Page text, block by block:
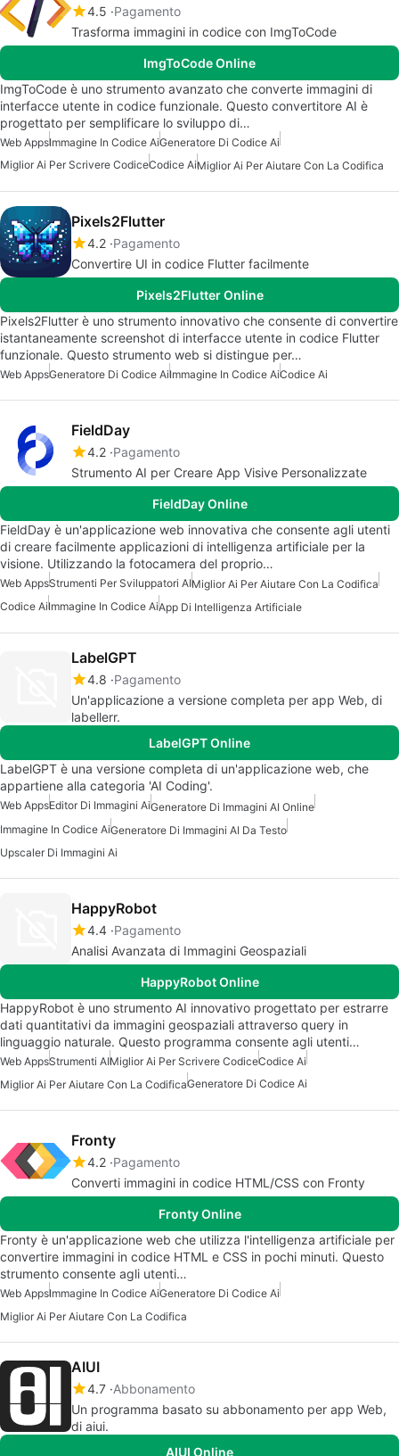
4.5 Pagamento
Trasforma immagini in codice con ImgToCode
ImgToCode Online
ImgToCode è uno strumento avanzato che converte immagini di
interfacce utente in codice funzionale. Questo convertitore AI è
progettato per semplificare lo sviluppo di…
Web AppsImmagine In Codice AiGeneratore Di Codice Ai
Miglior Ai Per Scrivere CodiceCodice AiMiglior Ai Per Aiutare Con La Codifica
Pixels2Flutter
4.2 Pagamento
Convertire UI in codice Flutter facilmente
Pixels2Flutter Online
Pixels2Flutter è uno strumento innovativo che consente di convertire
istantaneamente screenshot di interfacce utente in codice Flutter
funzionale. Questo strumento web si distingue per…
Web AppsGeneratore Di Codice AiImmagine In Codice AiCodice Ai
FieldDay
4.2 Pagamento
Strumento AI per Creare App Visive Personalizzate
FieldDay Online
FieldDay è un'applicazione web innovativa che consente agli utenti
di creare facilmente applicazioni di intelligenza artificiale per la
visione. Utilizzando la fotocamera del proprio…
Web AppsStrumenti Per Sviluppatori AIMiglior Ai Per Aiutare Con La Codifica
Codice AiImmagine In Codice AiApp Di Intelligenza Artificiale
LabelGPT
4.8 Pagamento
Un'applicazione a versione completa per app Web, di
labellerr.
LabelGPT Online
LabelGPT è una versione completa di un'applicazione web, che
appartiene alla categoria 'AI Coding'.
Web AppsEditor Di Immagini AiGeneratore Di Immagini AI Online
Immagine In Codice AiGeneratore Di Immagini AI Da Testo
Upscaler Di Immagini Ai
HappyRobot
4.4 Pagamento
Analisi Avanzata di Immagini Geospaziali
HappyRobot Online
HappyRobot è uno strumento AI innovativo progettato per estrarre
dati quantitativi da immagini geospaziali attraverso query in
linguaggio naturale. Questo programma consente agli utenti…
Web AppsStrumenti AIMiglior Ai Per Scrivere CodiceCodice Ai
Miglior Ai Per Aiutare Con La CodificaGeneratore Di Codice Ai
Fronty
4.2 Pagamento
Converti immagini in codice HTML/CSS con Fronty
Fronty Online
Fronty è un'applicazione web che utilizza l'intelligenza artificiale per
convertire immagini in codice HTML e CSS in pochi minuti. Questo
strumento consente agli utenti…
Web AppsImmagine In Codice AiGeneratore Di Codice Ai
Miglior Ai Per Aiutare Con La Codifica
AIUI
4.7 Abbonamento
Un programma basato su abbonamento per app Web,
di aiui.
AIUI Online